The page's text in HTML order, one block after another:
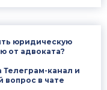
юридическую
от адвоката?
канал и
вопрос в чате